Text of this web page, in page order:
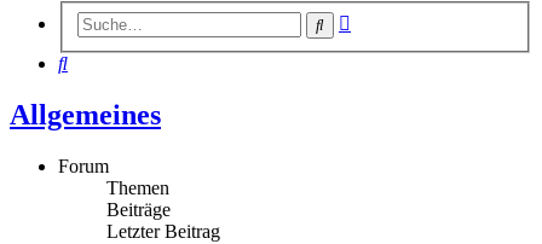
Suche
Suche
Allgemeines
Forum
Themen
Beiträge
Letzter Beitrag